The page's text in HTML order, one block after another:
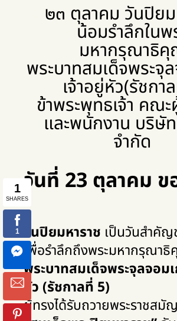
๒๓ ตุลาคม วันปิยม
น้อมรำลึกในพ
มหากรุณาธิ
พระบาทสมเด็จพระจุ
เจ้าอยู่หัว(รัชกา
ข้าพระพุทธเจ้า คณ
และพนักงาน บริษัท
จำกัด
วันที่ 23 ตุลาคม
วันปิยมหาราช เป็นวันสำคัญ
เพื่อรำลึกถึงพระมหากรุณา
พระบาทสมเด็จพระจุลจอมเ
หัว (รัชกาลที่ 5)
ผู้ทรงได้รับถวายพระราชสมั